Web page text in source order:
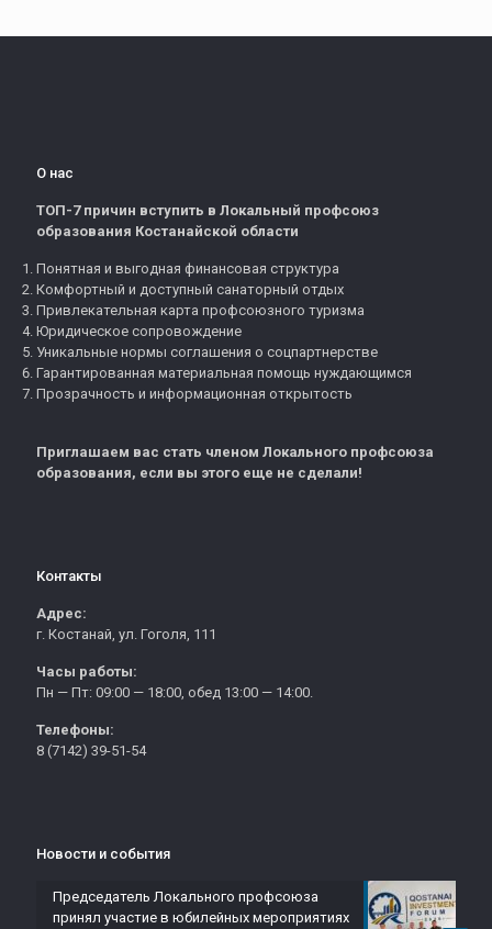
О нас
ТОП-7 причин вступить в Локальный профсоюз
образования Костанайской области
Понятная и выгодная финансовая структура
Комфортный и доступный санаторный отдых
Привлекательная карта профсоюзного туризма
Юридическое сопровождение
Уникальные нормы соглашения о соцпартнерстве
Гарантированная материальная помощь нуждающимся
Прозрачность и информационная открытость
Приглашаем вас стать членом Локального профсоюза
образования, если вы этого еще не сделали!
Контакты
Адрес:
г. Костанай, ул. Гоголя, 111
Часы работы:
Пн — Пт: 09:00 — 18:00, обед 13:00 — 14:00.
Телефоны:
8 (7142) 39-51-54
Новости и события
Председатель Локального профсоюза
принял участие в юбилейных мероприятиях